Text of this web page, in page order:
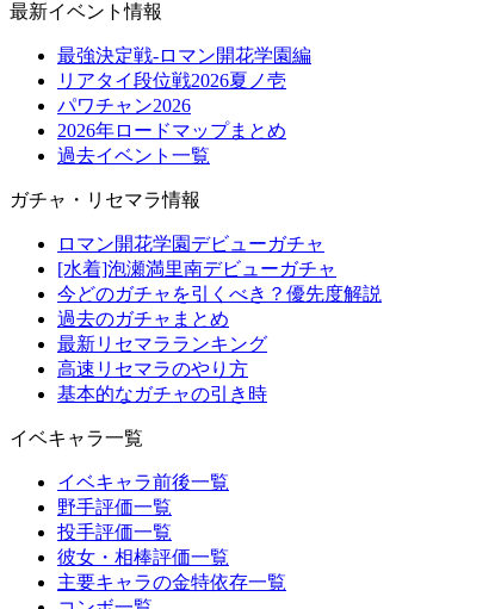
最新イベント情報
最強決定戦-ロマン開花学園編
リアタイ段位戦2026夏ノ壱
パワチャン2026
2026年ロードマップまとめ
過去イベント一覧
ガチャ・リセマラ情報
ロマン開花学園デビューガチャ
[水着]泡瀬満里南デビューガチャ
今どのガチャを引くべき？優先度解説
過去のガチャまとめ
最新リセマラランキング
高速リセマラのやり方
基本的なガチャの引き時
イベキャラ一覧
イベキャラ前後一覧
野手評価一覧
投手評価一覧
彼女・相棒評価一覧
主要キャラの金特依存一覧